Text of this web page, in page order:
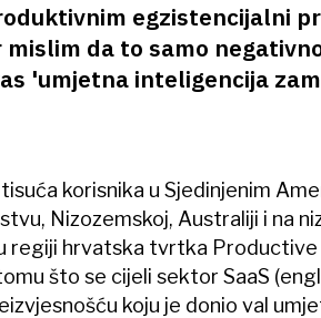
egzistencijalni
da to samo
'umjetna inteligencija
korisnika u Sjedinjenim
Nizozemskoj, Australiji i na
regiji hrvatska tvrtka Productive
što se cijeli sektor SaaS
koju je donio val